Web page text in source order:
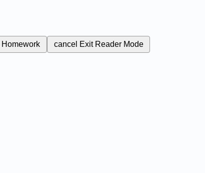
Homework cancel Exit Reader Mode